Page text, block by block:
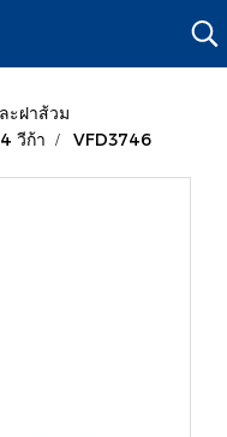
ะฝาส้วม
วีก้า
VFD3746